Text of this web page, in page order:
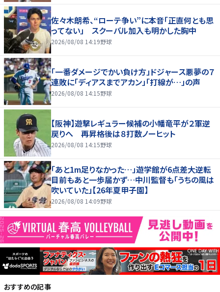
佐々木朗希、“ローテ争い”に本音「正直何とも思
ってない」 スクーバル加入も明かした胸中
2026/08/08 14:19野球
「一番ダメージでかい負け方」ドジャース悪夢の７
連敗に「ディアスまでアカン」「打線が…」の声
2026/08/08 14:15野球
【阪神】遊撃レギュラー候補の小幡竜平が２軍逆
戻りへ 再昇格後は８打数ノーヒット
2026/08/08 14:15野球
「あと1m足りなかった…」遊学館が6点差大逆転
目前もあと一歩届かず…中川監督も「うちの風は
吹いていた」【26年夏甲子園】
2026/08/08 14:09野球
おすすめの記事